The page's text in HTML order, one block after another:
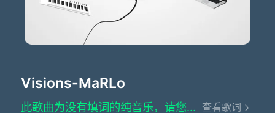
Visions-MaRLo
此歌曲为没有填词的纯音乐，请您欣赏 查看歌词